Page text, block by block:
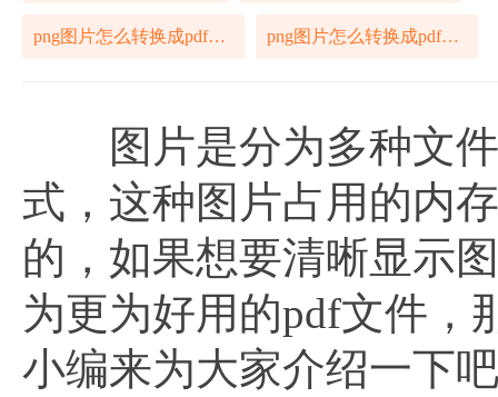
png图片怎么转换成pdf格式在线 png图片怎么转换成pdf格式
图片是分为多种文件
式，这种图片占用的内
的，如果想要清晰显示
为更为好用的pdf文件，
小编来为大家介绍一下